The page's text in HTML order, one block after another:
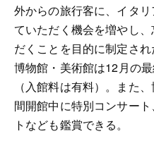
外からの旅行客に、イタ
ていただく機会を増やし
だくことを目的に制定さ
博物館・美術館は12月の
（入館料は有料）。また
間開館中に特別コンサー
トなども鑑賞できる。